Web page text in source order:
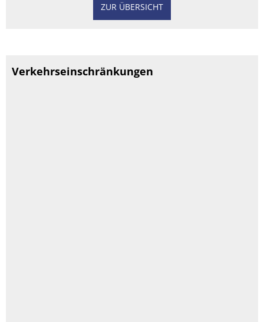
ZUR ÜBERSICHT
Verkehrseinschränkungen